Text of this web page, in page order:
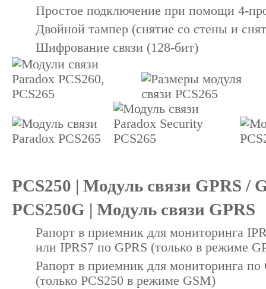
Простое подключение при помощи 4-
Двойной тампер (снятие со стены и
Шифрование связи (128-бит)
PCS250 | Модуль связи GPRS /
PCS250G | Модуль связи GPRS
Рапорт в приемник для мониторинга
или IPRS7 по GPRS (только в режиме
Рапорт в приемник для мониторинга по
(только PCS250 в режиме GSM)